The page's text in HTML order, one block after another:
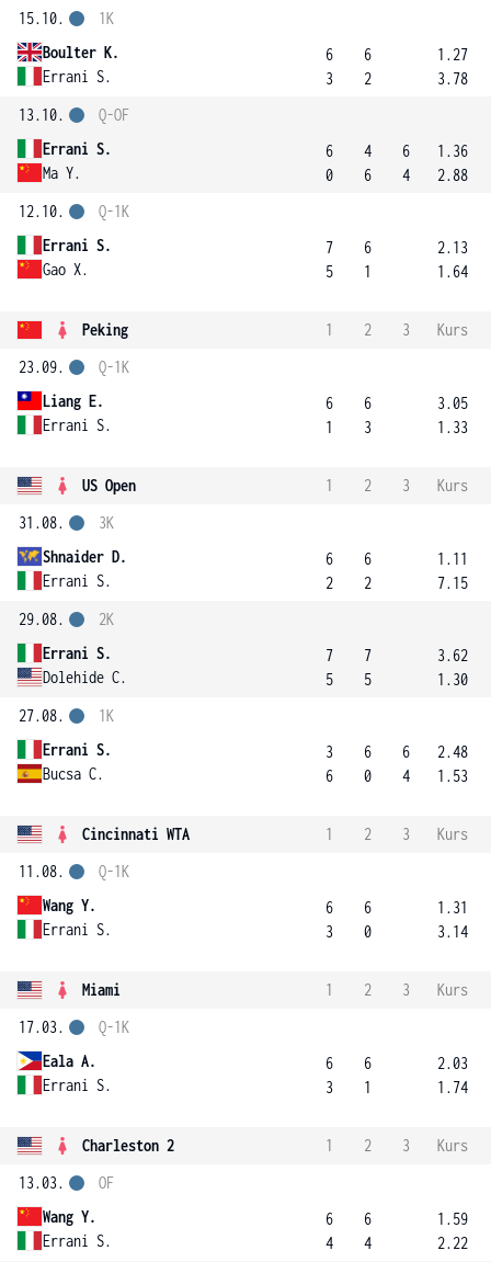
15.10.
Boulter K.
Errani S.
1K
6
3
6
2
1.27
3.78
13.10.
Errani S.
Ma Y.
Q-OF
6
0
4
6
6
4
1.36
2.88
12.10.
Errani S.
Gao X.
Q-1K
7
5
6
1
2.13
1.64
Peking 1 2 3
Kurs
23.09.
Liang E.
Errani S.
Q-1K
6
1
6
3
3.05
1.33
US Open 1 2 3
Kurs
31.08.
Shnaider D.
Errani S.
3K
6
2
6
2
1.11
7.15
29.08.
Errani S.
Dolehide C.
2K
7
5
7
5
3.62
1.30
27.08.
Errani S.
Bucsa C.
1K
3
6
6
0
6
4
2.48
1.53
Cincinnati WTA 1 2 3
Kurs
11.08.
Wang Y.
Errani S.
Q-1K
6
3
6
0
1.31
3.14
Miami 1 2 3
Kurs
17.03.
Eala A.
Errani S.
Q-1K
6
3
6
1
2.03
1.74
Charleston 2 1 2 3
Kurs
13.03.
Wang Y.
Errani S.
OF
6
4
6
4
1.59
2.22